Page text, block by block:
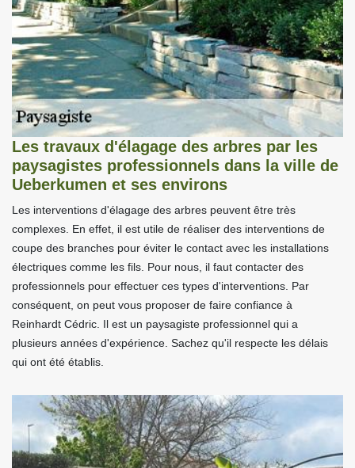
Les travaux d'élagage des arbres par les
paysagistes professionnels dans la ville de
Ueberkumen et ses environs
Les interventions d'élagage des arbres peuvent être très
complexes. En effet, il est utile de réaliser des interventions de
coupe des branches pour éviter le contact avec les installations
électriques comme les fils. Pour nous, il faut contacter des
professionnels pour effectuer ces types d'interventions. Par
conséquent, on peut vous proposer de faire confiance à
Reinhardt Cédric. Il est un paysagiste professionnel qui a
plusieurs années d'expérience. Sachez qu'il respecte les délais
qui ont été établis.